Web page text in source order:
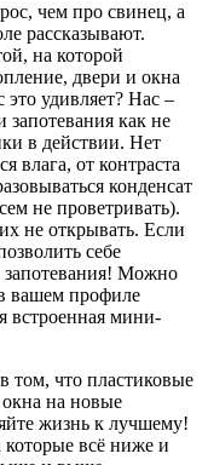
чем про свинец, а
рассказывают.
на которой
двери и окна
это удивляет? Нас –
как не
в действии. Нет
влага, от контраста
конденсат
не проветривать).
не открывать. Если
себе
запотевания! Можно
вашем профиле
встроенная мини-
том, что пластиковые
на новые
жизнь к лучшему!
всё ниже и